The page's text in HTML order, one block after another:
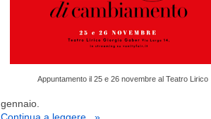
Appuntamento il 25 e 26 novembre al Teatro Lirico
gennaio.